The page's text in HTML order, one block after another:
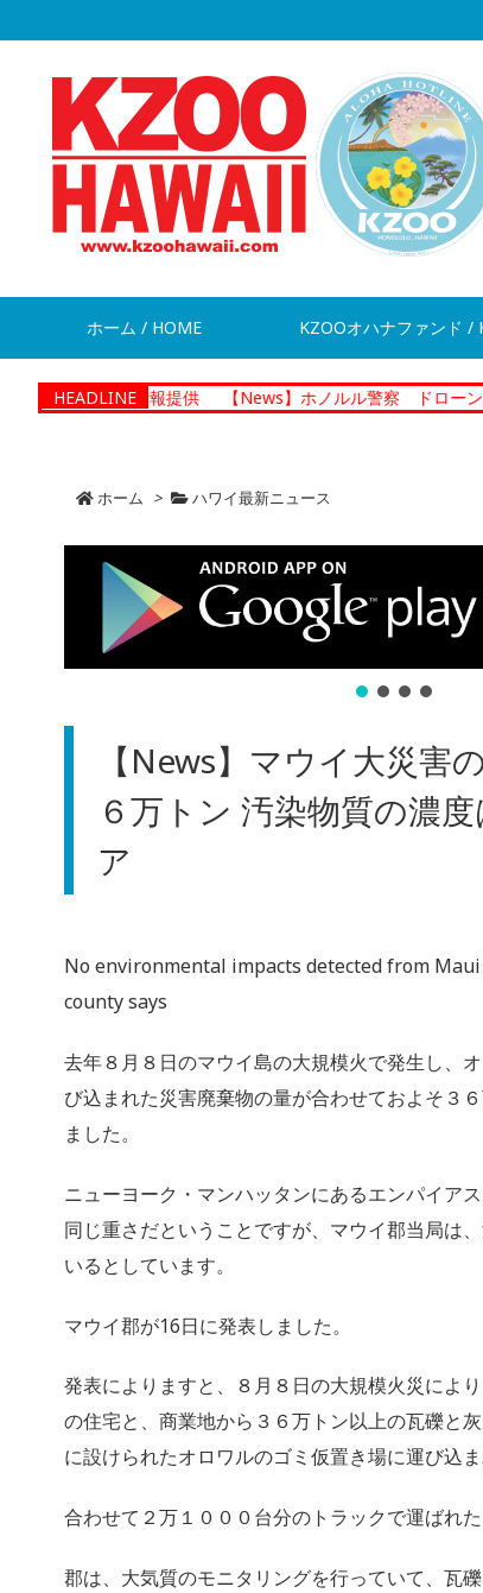
ホーム / HOME KZOOオハナファンド /
HEADLINE
走 情報提供 【News】ホノルル警察 ドローンを活用した
ホーム > ハワイ最新ニュース
【News】マウイ大災害
６万トン 汚染物質の濃
ア
No environmental impacts detected from
county says
去年８月８日のマウイ島の大規模火で発生し、
び込まれた災害廃棄物の量が合わせておよそ３
ました。
ニューヨーク・マンハッタンにあるエンパイア
同じ重さだということですが、マウイ郡当局は
いるとしています。
マウイ郡が16日に発表しました。
発表によりますと、８月８日の大規模火災によ
の住宅と、商業地から３６万トン以上の瓦礫と
に設けられたオロワルのゴミ仮置き場に運び込ま
合わせて２万１０００台分のトラックで運ばれた
郡は、大気質のモニタリングを行っていて、瓦